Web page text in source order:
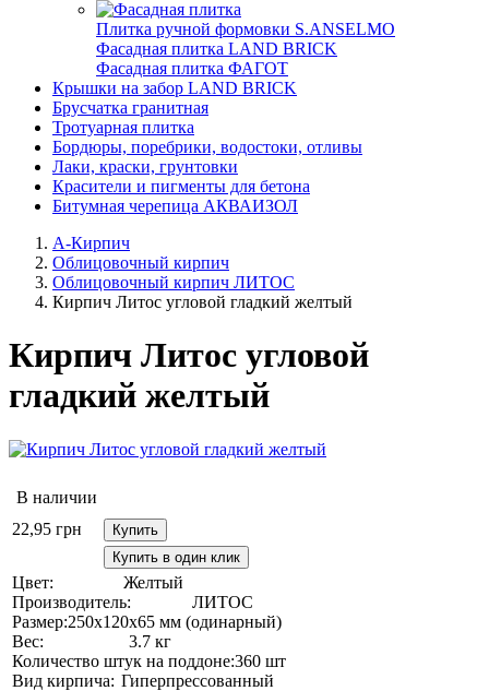
Плитка ручной формовки S.ANSELMO
Фасадная плитка LAND BRICK
Фасадная плитка ФАГОТ
Крышки на забор LAND BRICK
Брусчатка гранитная
Тротуарная плитка
Бордюры, поребрики, водостоки, отливы
Лаки, краски, грунтовки
Красители и пигменты для бетона
Битумная черепица АКВАИЗОЛ
А-Кирпич
Облицовочный кирпич
Облицовочный кирпич ЛИТОС
Кирпич Литос угловой гладкий желтый
Кирпич Литос угловой
гладкий желтый
В наличии
22,95 грн
Купить
Купить в один клик
Цвет:
Желтый
Производитель:
ЛИТОС
Размер:250х120х65 мм (одинарный)
Вес:
3.7 кг
Количество штук на поддоне:360 шт
Вид кирпича: Гиперпрессованный